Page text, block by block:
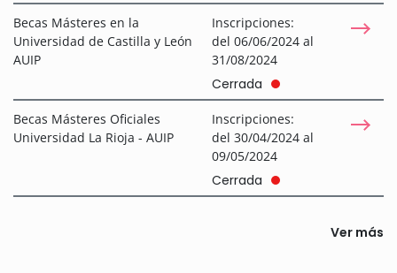
Becas Másteres en la
Universidad de Castilla y León
AUIP
Inscripciones:
del 06/06/2024 al
31/08/2024
Cerrada
Becas Másteres Oficiales
Universidad La Rioja - AUIP
Inscripciones:
del 30/04/2024 al
09/05/2024
Cerrada
Ver más